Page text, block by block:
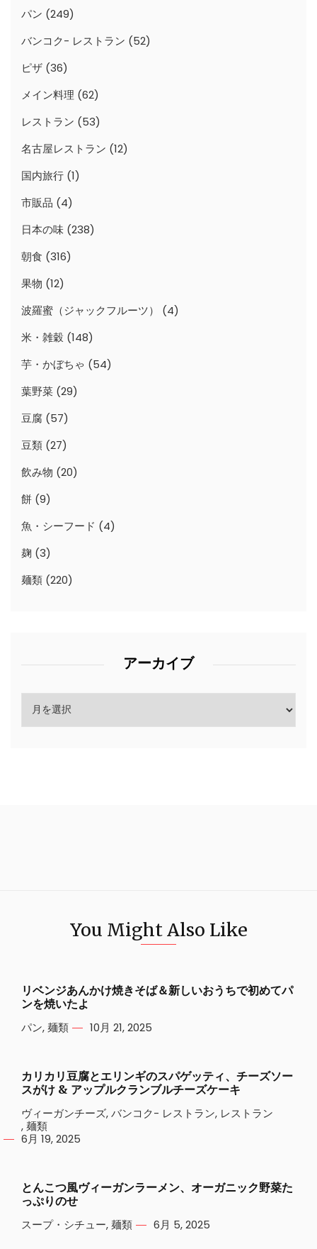
パン (249)
バンコク- レストラン (52)
ピザ (36)
メイン料理 (62)
レストラン (53)
名古屋レストラン (12)
国内旅行 (1)
市販品 (4)
日本の味 (238)
朝食 (316)
果物 (12)
波羅蜜（ジャックフルーツ）
(4)
米・雑穀 (148)
芋・かぼちゃ (54)
葉野菜 (29)
豆腐 (57)
豆類 (27)
飲み物 (20)
餅 (9)
魚・シーフード (4)
麹 (3)
麺類 (220)
アーカイブ
You Might Also Like
リベンジあんかけ焼きそば＆新しいおうちで初めてパ
ンを焼いたよ
パン,麺類 10月 21, 2025
カリカリ豆腐とエリンギのスパゲッティ、チーズソー
スがけ & アップルクランブルチーズケーキ
ヴィーガンチーズ,バンコク- レストラン, レストラン
,麺類
6月 19, 2025
とんこつ風ヴィーガンラーメン、オーガニック野菜た
っぷりのせ
スープ・シチュー,麺類 6月 5, 2025